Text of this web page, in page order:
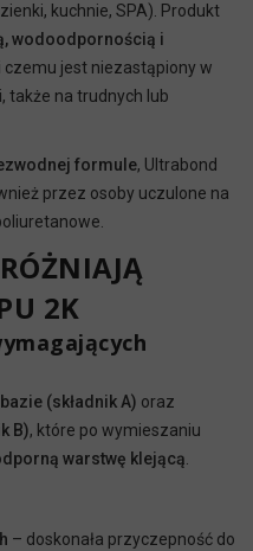
kuchnie, SPA). Produkt
wodoodpornością i
czemu jest niezastąpiony w
także na trudnych lub
formule, Ultrabond
przez osoby uczulone na
2K
(składnik A) oraz
B), które po wymieszaniu
warstwę klejącą.
– doskonała przyczepność do